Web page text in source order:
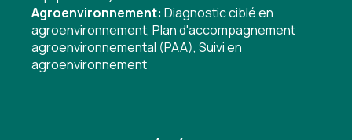
Agroenvironnement: Diagnostic ciblé en
agroenvironnement, Plan d'accompagnement
agroenvironnemental (PAA), Suivi en
agroenvironnement